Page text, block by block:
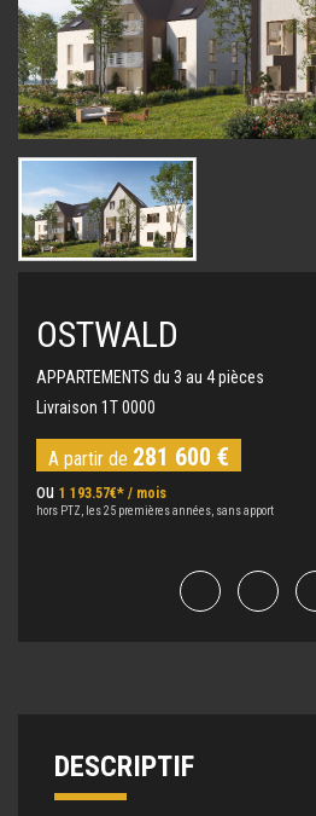
OSTWALD
APPARTEMENTS du 3 au 4 pièces
Livraison 1T 0000
A partir de 281 600 €
ou 1 193.57€* / mois
hors PTZ, les 25 premières années, sans apport
DESCRIPTIF